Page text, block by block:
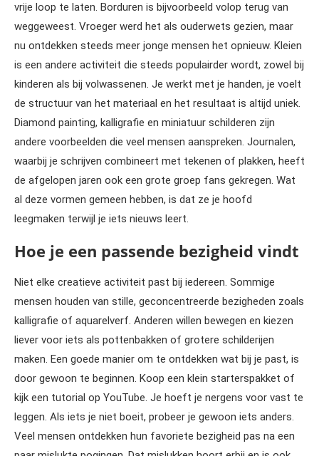
vrije loop te laten. Borduren is bijvoorbeeld volop terug van
weggeweest. Vroeger werd het als ouderwets gezien, maar
nu ontdekken steeds meer jonge mensen het opnieuw. Kleien
is een andere activiteit die steeds populairder wordt, zowel bij
kinderen als bij volwassenen. Je werkt met je handen, je voelt
de structuur van het materiaal en het resultaat is altijd uniek.
Diamond painting, kalligrafie en miniatuur schilderen zijn
andere voorbeelden die veel mensen aanspreken. Journalen,
waarbij je schrijven combineert met tekenen of plakken, heeft
de afgelopen jaren ook een grote groep fans gekregen. Wat
al deze vormen gemeen hebben, is dat ze je hoofd
leegmaken terwijl je iets nieuws leert.
Hoe je een passende bezigheid vindt
Niet elke creatieve activiteit past bij iedereen. Sommige
mensen houden van stille, geconcentreerde bezigheden zoals
kalligrafie of aquarelverf. Anderen willen bewegen en kiezen
liever voor iets als pottenbakken of grotere schilderijen
maken. Een goede manier om te ontdekken wat bij je past, is
door gewoon te beginnen. Koop een klein starterspakket of
kijk een tutorial op YouTube. Je hoeft je nergens voor vast te
leggen. Als iets je niet boeit, probeer je gewoon iets anders.
Veel mensen ontdekken hun favoriete bezigheid pas na een